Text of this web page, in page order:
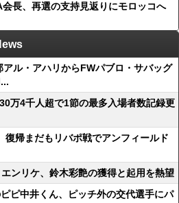
長、再選の支持見返りにモロッコへ
ル・アハリからFWパブロ・サバッグ
万4千人超で1節の最多入場者数記録更
帰まだもリバポ戦でアンフィールド
ンリケ、鈴木彩艶の獲得と起用を熱望
ピ中井くん、ピッチ外の交代選手にパ